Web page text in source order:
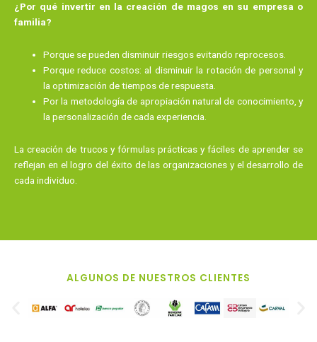
¿Por qué invertir en la creación de magos en su empresa o
familia?
Porque se pueden disminuir riesgos evitando reprocesos.
Porque reduce costos: al disminuir la rotación de personal y
la optimización de tiempos de respuesta.
Por la metodología de apropiación natural de conocimiento, y
la personalización de cada experiencia.
La creación de trucos y fórmulas prácticas y fáciles de aprender se
reflejan en el logro del éxito de las organizaciones y el desarrollo de
cada individuo.
ALGUNOS DE NUESTROS CLIENTES